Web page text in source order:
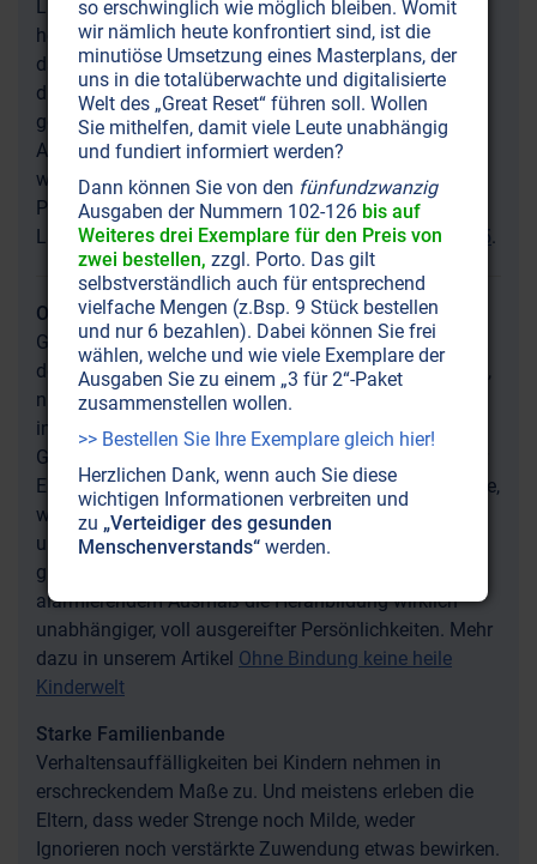
Liebe, also der körperlichen Berührung, bereits alles
herausgefunden hat und wie wir in unserem Alltag
davon geprägt sind. Dann werden Sie erkennen, dass
die neue Normalität von „Social Distancing“ und
gesellschaftlicher Isolation viel schlimmere
Auswirkungen auf die Menschen hat als wir
wahrhaben wollen. Sie finden dieses inspirierende
Plädoyer für mehr Zwischenmenschlichkeit in voller
Länge in unsererZeitenSchrift-Druckausgabe Nr. 105.
Ohne Bindung keine heile Kinderwelt
Gewalt und fehlende Bildungserfolge an den Schulen,
desinteressierte, konformistische Jugendliche, unreife,
nicht bindungsfähige Erwachsene – was läuft falsch
in unseren westlichen Wohlstands- und Hektik-
Gesellschaften? Bahnbrechende Erkenntnisse aus der
Entwicklungspsychologie zeigen: Gerade unser Glaube,
wir müßten Kinder so früh wie möglich von uns
unabhängig machen und Kinder würden am besten in
großen Gruppen Gleichaltriger gedeihen, verhindert in
alarmierendem Ausmaß die Heranbildung wirklich
unabhängiger, voll ausgereifter Persönlichkeiten. Mehr
dazu in unserem Artikel Ohne Bindung keine heile
Kinderwelt
Starke Familienbande
Verhaltensauffälligkeiten bei Kindern nehmen in
erschreckendem Maße zu. Und meistens erleben die
Eltern, dass weder Strenge noch Milde, weder
Ignorieren noch verstärkte Zuwendung etwas bewirken.
so erschwinglich wie möglich bleiben. Womit
wir nämlich heute konfrontiert sind, ist die
minutiöse Umsetzung eines Masterplans, der
uns in die totalüberwachte und digitalisierte
Welt des „Great Reset“ führen soll. Wollen
Sie mithelfen, damit viele Leute unabhängig
und fundiert informiert werden?
Dann können Sie von den fünfundzwanzig
Ausgaben der Nummern 102-126 bis auf
Weiteres drei Exemplare für den Preis von
zwei bestellen, zzgl. Porto. Das gilt
selbstverständlich auch für entsprechend
vielfache Mengen (z.Bsp. 9 Stück bestellen
und nur 6 bezahlen). Dabei können Sie frei
wählen, welche und wie viele Exemplare der
Ausgaben Sie zu einem „3 für 2“-Paket
zusammenstellen wollen.
>> Bestellen Sie Ihre Exemplare gleich hier!
Herzlichen Dank, wenn auch Sie diese
wichtigen Informationen verbreiten und
zu „Verteidiger des gesunden
Menschenverstands“ werden.